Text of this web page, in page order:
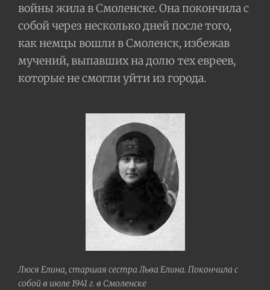
войны жила в Смоленске. Она покончила с
собой через несколько дней после того,
как немцы вошли в Смоленск, избежав
мучений, выпавших на долю тех евреев,
которые не смогли уйти из города.
Люся Елина, старшая сестра Льва Елина. Покончила с
собой в июле 1941 г. в Смоленске